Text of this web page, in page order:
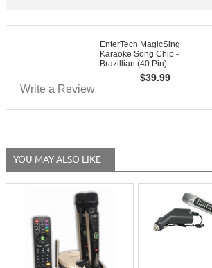
EnterTech MagicSing
Karaoke Song Chip -
Brazillian (40 Pin)
$39.99
Write a Review
YOU MAY ALSO LIKE